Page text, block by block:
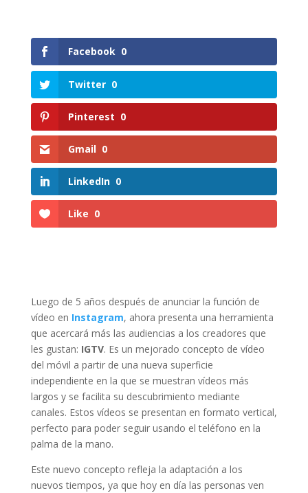
Facebook 0
Twitter 0
Pinterest 0
Gmail 0
LinkedIn 0
Like 0
Luego de 5 años después de anunciar la función de
vídeo en Instagram, ahora presenta una herramienta
que acercará más las audiencias a los creadores que
les gustan: IGTV. Es un mejorado concepto de vídeo
del móvil a partir de una nueva superficie
independiente en la que se muestran vídeos más
largos y se facilita su descubrimiento mediante
canales. Estos vídeos se presentan en formato vertical,
perfecto para poder seguir usando el teléfono en la
palma de la mano.
Este nuevo concepto refleja la adaptación a los
nuevos tiempos, ya que hoy en día las personas ven